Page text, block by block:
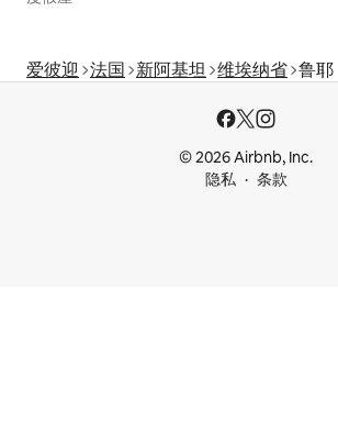
爱彼迎 法国 新阿基坦 维埃纳省 鲁耶
© 2026 Airbnb, Inc.
隐私
条款